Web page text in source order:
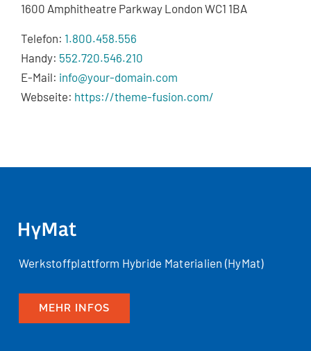
1600 Amphitheatre Parkway London WC1 1BA
Telefon: 1.800.458.556
Handy: 552.720.546.210
E-Mail: info@your-domain.com
Webseite: https://theme-fusion.com/
Werkstoffplattform Hybride Materialien (HyMat)
MEHR INFOS